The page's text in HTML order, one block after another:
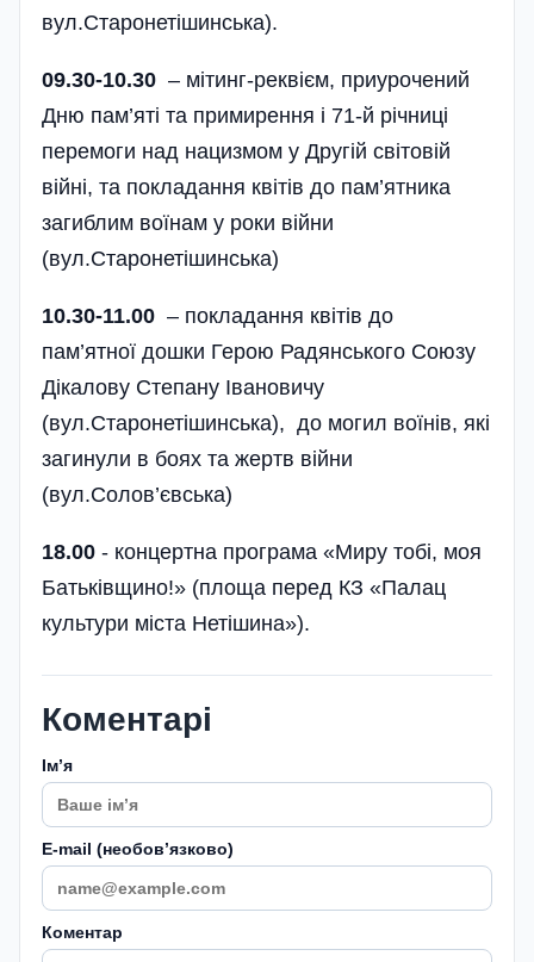
вул.Старонетішинська).
09.30-10.30 – мітинг-реквієм, приурочений
Дню пам’яті та примирення і 71-й річниці
перемоги над нацизмом у Другій світовій
війні, та покладання квітів до пам’ятника
загиблим воїнам у роки війни
(вул.Старонетішинська)
10.30-11.00 – покладання квітів до
пам’ятної дошки Герою Радянського Союзу
Дікалову Степану Івановичу
(вул.Старонетішинська), до могил воїнів, які
загинули в боях та жертв війни
(вул.Солов’євська)
18.00 - концертна програма «Миру тобі, моя
Батьківщино!» (площа перед КЗ «Палац
культури міста Нетішина»).
Коментарі
Імʼя
E-mail (необовʼязково)
Коментар